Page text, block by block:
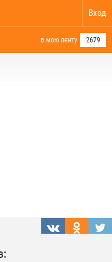
Вход
в мою ленту 2679